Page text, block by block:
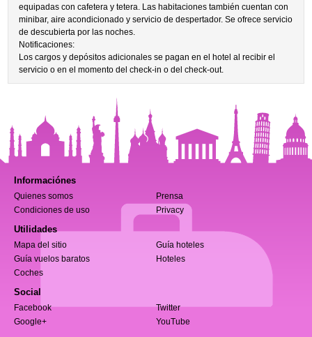
equipadas con cafetera y tetera. Las habitaciones también cuentan con
minibar, aire acondicionado y servicio de despertador. Se ofrece servicio
de descubierta por las noches.
Notificaciones:
Los cargos y depósitos adicionales se pagan en el hotel al recibir el
servicio o en el momento del check-in o del check-out.
Informaciónes
Quienes somos
Prensa
Condiciones de uso
Privacy
Utilidades
Mapa del sitio
Guía hoteles
Guía vuelos baratos
Hoteles
Coches
Social
Facebook
Twitter
Google+
YouTube